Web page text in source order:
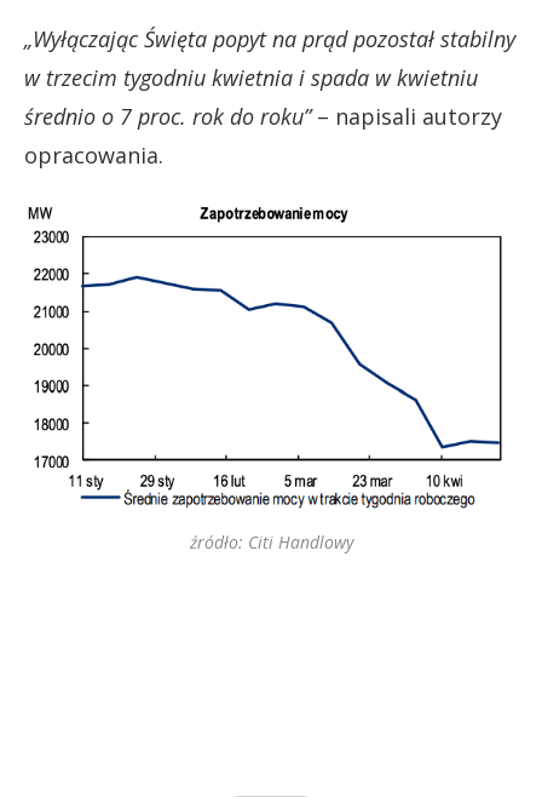
„Wyłączając Święta popyt na prąd pozostał stabilny
w trzecim tygodniu kwietnia i spada w kwietniu
średnio o 7 proc. rok do roku”– napisali autorzy
opracowania.
źródło: Citi Handlowy